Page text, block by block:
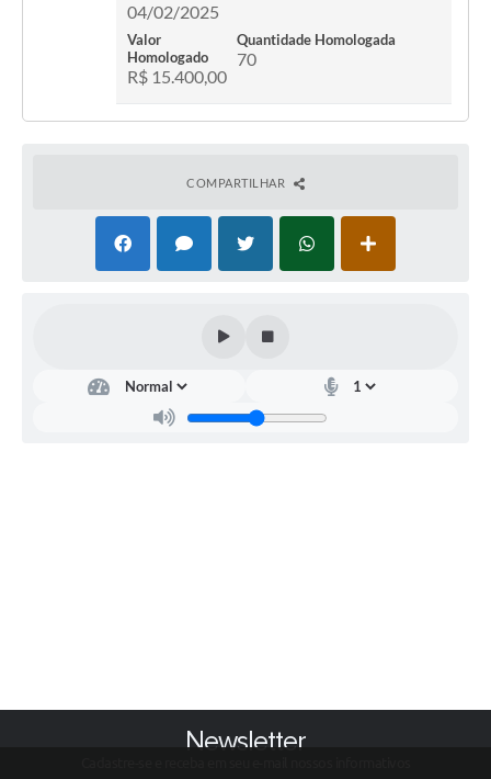
04/02/2025
Valor
Homologado
R$ 15.400,00
Quantidade Homologada
70
COMPARTILHAR
Newsletter